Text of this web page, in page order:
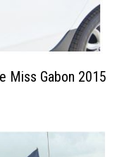
Miss Gabon 2015